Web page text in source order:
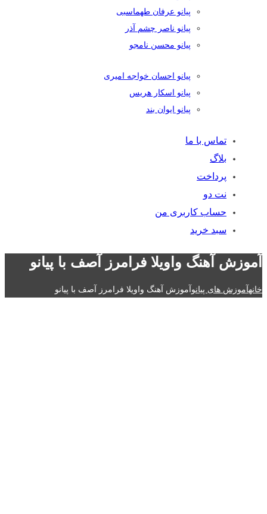
پیانو عرفان طهماسبی
پیانو ناصر چشم آذر
پیانو محسن نامجو
پیانو احسان خواجه امیری
پیانو اسکار هریس
پیانو ایوان بند
تماس با ما
بلاگ
پرداخت
نت دو
حساب کاربری من
سبد خرید
آموزش آهنگ واویلا فرامرز آصف با پیانو
خانهآموزش های پیانوآموزش آهنگ واویلا فرامرز آصف با پیانو